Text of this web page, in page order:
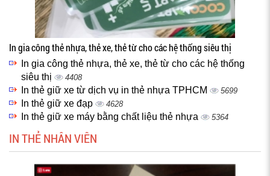
In gia công thẻ nhựa, thẻ xe, thẻ từ cho các hệ thống siêu thị
In gia công thẻ nhựa, thẻ xe, thẻ từ cho các hệ thống
siêu thị
4408
In thẻ giữ xe từ dịch vụ in thẻ nhựa TPHCM 5699
In thẻ giữ xe đạp 4628
In thẻ giữ xe máy bằng chất liệu thẻ nhựa 5364
IN THẺ NHÂN VIÊN